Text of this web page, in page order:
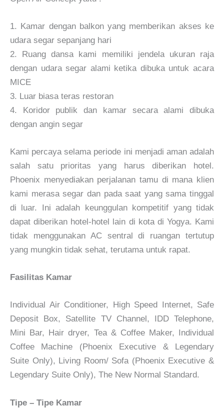
1. Kamar dengan balkon yang memberikan akses ke
udara segar sepanjang hari
2. Ruang dansa kami memiliki jendela ukuran raja
dengan udara segar alami ketika dibuka untuk acara
MICE
3. Luar biasa teras restoran
4. Koridor publik dan kamar secara alami dibuka
dengan angin segar
Kami percaya selama periode ini menjadi aman adalah
salah satu prioritas yang harus diberikan hotel.
Phoenix menyediakan perjalanan tamu di mana klien
kami merasa segar dan pada saat yang sama tinggal
di luar. Ini adalah keunggulan kompetitif yang tidak
dapat diberikan hotel-hotel lain di kota di Yogya. Kami
tidak menggunakan AC sentral di ruangan tertutup
yang mungkin tidak sehat, terutama untuk rapat.
Fasilitas Kamar
Individual Air Conditioner, High Speed Internet, Safe
Deposit Box, Satellite TV Channel, IDD Telephone,
Mini Bar, Hair dryer, Tea & Coffee Maker, Individual
Coffee Machine (Phoenix Executive & Legendary
Suite Only), Living Room/ Sofa (Phoenix Executive &
Legendary Suite Only), The New Normal Standard.
Tipe – Tipe Kamar